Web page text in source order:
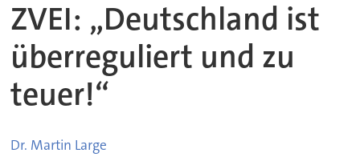
ZVEI: „Deutschland ist
überreguliert und zu
teuer!“
Dr. Martin Large